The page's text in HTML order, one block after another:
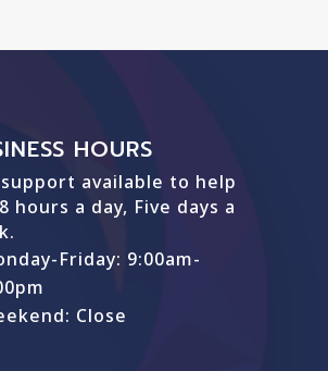
HOURS
available to help
hours a day, Five days a
Friday: 9:00am-
Close